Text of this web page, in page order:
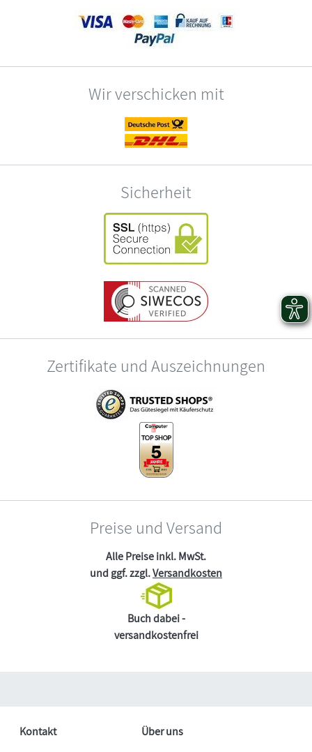
Wir verschicken mit
Sicherheit
Zertifikate und Auszeichnungen
Preise und Versand
Alle Preise inkl. MwSt.
und ggf. zzgl.Versandkosten
Buch dabei -
versandkostenfrei
Kontakt
Über uns